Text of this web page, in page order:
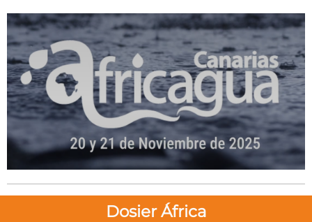
Dosier África